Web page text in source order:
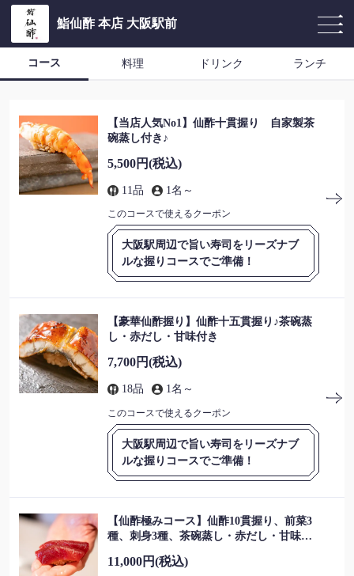
鮨仙酢 本店 大阪駅前
コース 料理 ドリンク ランチ
【当店人気No1】仙酢十貫握り 自家製茶
碗蒸し付き♪
5,500円(税込)
11品 1名～
このコースで使えるクーポン
大阪駅周辺で旨い寿司をリーズナブ
ルな握りコースでご準備！
【豪華仙酢握り】仙酢十五貫握り♪茶碗蒸
し・赤だし・甘味付き
7,700円(税込)
18品 1名～
このコースで使えるクーポン
大阪駅周辺で旨い寿司をリーズナブ
ルな握りコースでご準備！
【仙酢極みコース】仙酢10貫握り、前菜3
種、刺身3種、茶碗蒸し・赤だし・甘味付
11,000円(税込)
この店舗情報をシェアする
コース | 鮨仙酢 本店 大阪駅前
大阪府大阪市北区芝田１丁目３ー７
https://senzuosakaekimae.owst.jp/courses